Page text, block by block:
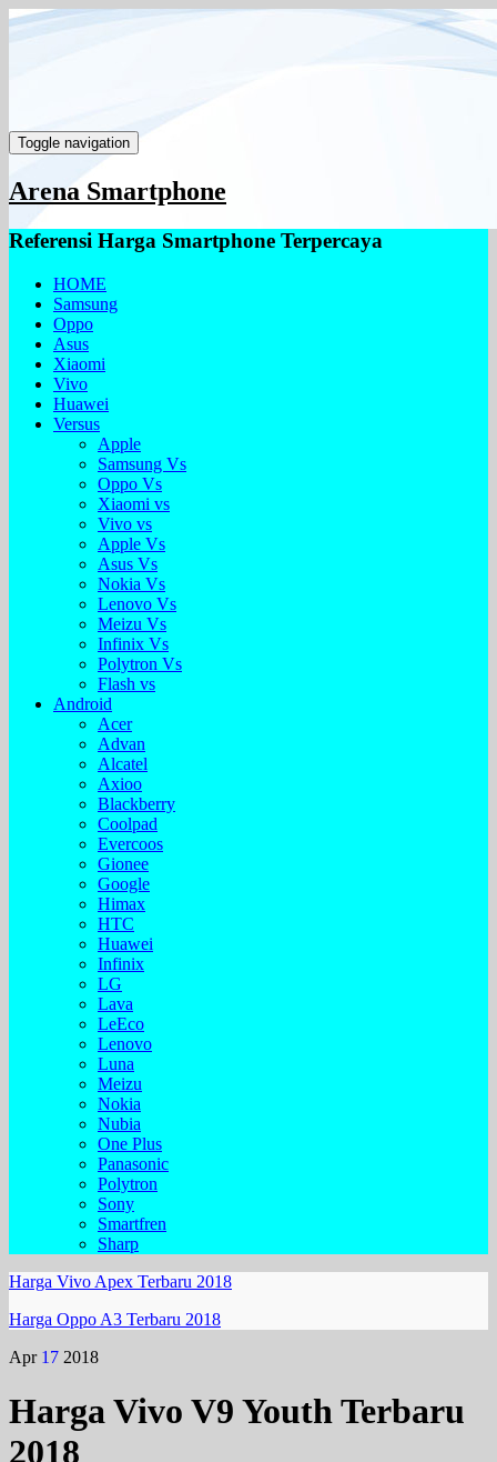
Toggle navigation
Arena Smartphone
Referensi Harga Smartphone Terpercaya
HOME
Samsung
Oppo
Asus
Xiaomi
Vivo
Huawei
Versus
Apple
Samsung Vs
Oppo Vs
Xiaomi vs
Vivo vs
Apple Vs
Asus Vs
Nokia Vs
Lenovo Vs
Meizu Vs
Infinix Vs
Polytron Vs
Flash vs
Android
Acer
Advan
Alcatel
Axioo
Blackberry
Coolpad
Evercoos
Gionee
Google
Himax
HTC
Huawei
Infinix
LG
Lava
LeEco
Lenovo
Luna
Meizu
Nokia
Nubia
One Plus
Panasonic
Polytron
Sony
Smartfren
Sharp
Harga Vivo Apex Terbaru 2018
Harga Oppo A3 Terbaru 2018
Apr 17 2018
Harga Vivo V9 Youth Terbaru
2018